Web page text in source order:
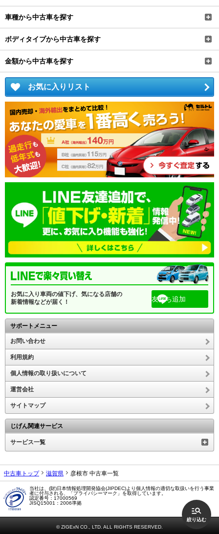
絞り込む
車種から中古車を探す
ボディタイプから中古車を探す
金額から中古車を探す
お気に入りリスト
お気に入り車両の値下げ、気になる店舗の
新着情報などが届く！
友だち追加
サポートメニュー
お問い合わせ
利用規約
個人情報の取り扱いについて
運営会社
サイトマップ
じげん関連サービス
サービス一覧
中古車トップ 滋賀県 彦根市 中古車一覧
当社は、(財)日本情報処理開発協会(JIPDEC)より個人情報の適切な取扱いを行う事業
者に付与される、「プライバシーマーク」を取得しています。
認定番号：17000569
JISQ15001：2006準拠
© ZIGExN CO., LTD. ALL RIGHTS RESERVED.